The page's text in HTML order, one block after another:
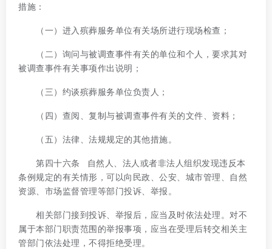
措施：
（一）进入殡葬服务单位有关场所进行现场检查；
（二）询问与被调查事件有关的单位和个人，要求其对
被调查事件有关事项作出说明；
（三）约谈殡葬服务单位负责人；
（四）查阅、复制与被调查事件有关的文件、资料；
（五）法律、法规规定的其他措施。
第四十六条 自然人、法人或者非法人组织发现违反本
条例规定的有关情形，可以向民政、公安、城市管理、自然
资源、市场监督管理等部门投诉、举报。
相关部门接到投诉、举报后，应当及时依法处理。对不
属于本部门职责范围的举报事项，应当在受理后转交相关主
管部门依法处理，不得拒绝受理。